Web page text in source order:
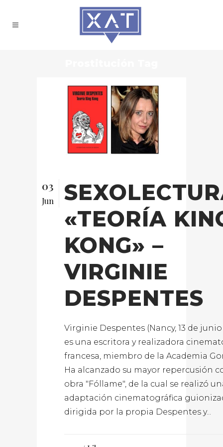
03
Jun
«TEORÍA
KONG» –
VIRGINIE
DESPENTES
Virginie Despentes (Nancy, 13 de junio
es una escritora y realizadora
francesa, miembro de la Academia
Ha alcanzado su mayor repercusión
obra "Fóllame", de la cual se realizó
adaptación cinematográfica
dirigida por la propia Despentes y...